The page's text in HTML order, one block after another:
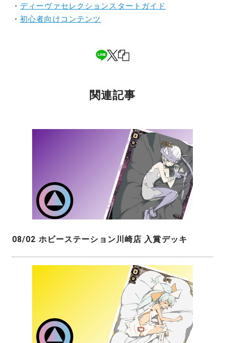
・ ディーヴァセレクションスタートガイド
・初心者向けコンテンツ
関連記事
08/02 ホビーステーション川崎店 入賞デッキ